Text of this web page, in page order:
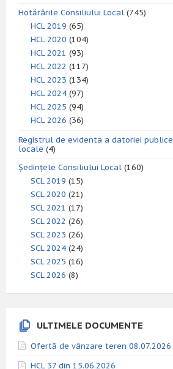
Hotărârile Consiliului Local (745)
HCL 2019 (65)
HCL 2020 (104)
HCL 2021 (93)
HCL 2022 (117)
HCL 2023 (134)
HCL 2024 (97)
HCL 2025 (94)
HCL 2026 (36)
Registrul de evidenta a datoriei publice
locale (4)
Ședințele Consiliului Local (160)
SCL 2019 (15)
SCL 2020 (21)
SCL 2021 (17)
SCL 2022 (26)
SCL 2023 (26)
SCL 2024 (24)
SCL 2025 (16)
SCL 2026 (8)
ULTIMELE DOCUMENTE
Ofertă de vânzare teren 08.07.2026
HCL 37 din 15.06.2026